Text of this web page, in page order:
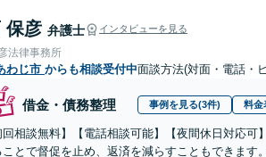
保彦 弁護士 インタビューを見る
法律事務所
わじ市 からも相談受付中面談方法(対面・電話・
借金・債務整理 事例を見る(3件) 料金
回相談無料】【電話相談可能】【夜間休日対応
ことで督促を止め、返済を減らすこともできま